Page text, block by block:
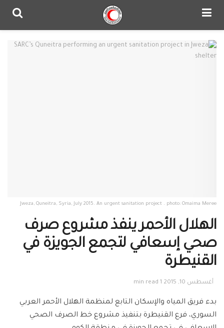
Jweza, Quneitra, Syria, July 2015. An urgent sanitation project . photo: Omaima Meree
الهلال الأحمر ينفذ مشروع صرف
صحي إسعافي لتجمع الجويزة في
القنيطرة
أغسطس 10, 2015 1 min read
بدء فريق المياه والإسكان التابع لمنظمة الهلال الأحمر العربي
السوري، فرع القنيطرة بتنفيذ مشروع خط الصرف الصحي